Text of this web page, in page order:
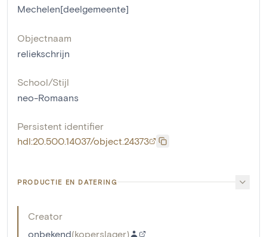
Mechelen[deelgemeente]
Objectnaam
reliekschrijn
School/Stijl
neo-Romaans
Persistent identifier
hdl:20.500.14037/object.24373
PRODUCTIE EN DATERING
Creator
onbekend(koperslager)